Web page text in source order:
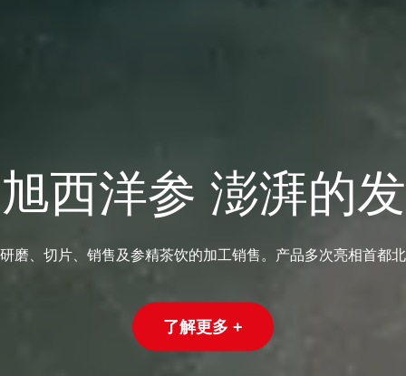
西洋参 澎湃的
磨、切片、销售及参精茶饮的加工销售。产品多次亮相首都
了解更多 +